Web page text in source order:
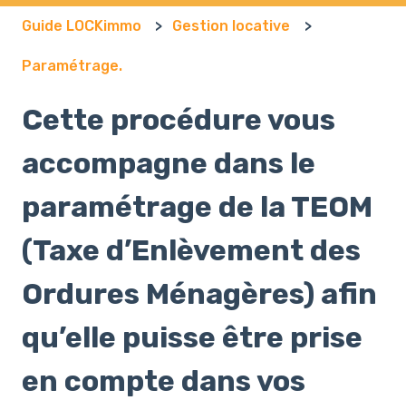
Guide LOCKimmo Gestion locative
Paramétrage.
Cette procédure vous
accompagne dans le
paramétrage de la TEOM
(Taxe d’Enlèvement des
Ordures Ménagères) afin
qu’elle puisse être prise
en compte dans vos